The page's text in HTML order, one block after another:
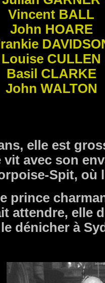
Vincent BALL
John HOARE
Louise CULLEN
Basil CLARKE
John WALTON
elle est
vit avec son
Spit, où
prince
attendre, elle
dénicher à